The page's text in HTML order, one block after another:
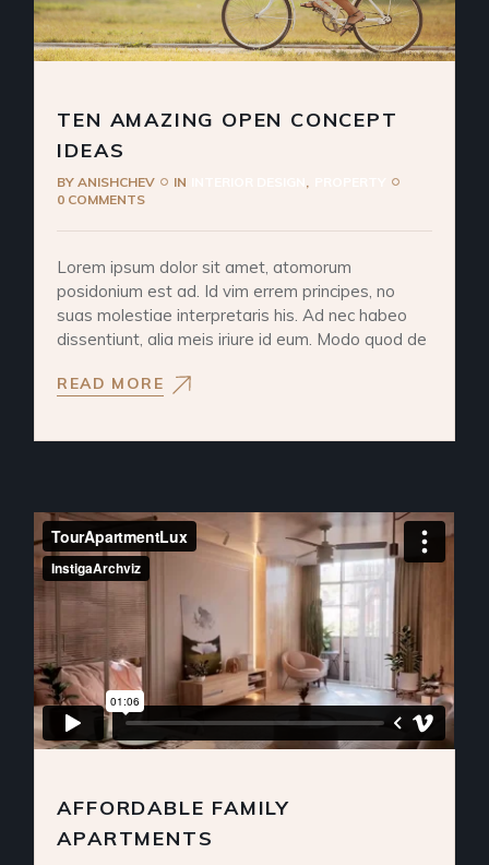
TEN AMAZING OPEN CONCEPT
IDEAS
BYANISHCHEV IN
0 COMMENTS
Lorem ipsum dolor sit amet, atomorum
posidonium est ad. Id vim errem principes, no
suas molestiae interpretaris his. Ad nec habeo
dissentiunt, alia meis iriure id eum. Modo quod de
READ MORE
AFFORDABLE FAMILY
APARTMENTS